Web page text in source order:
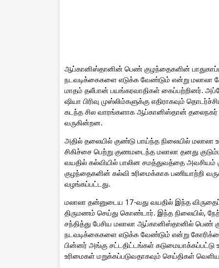
ஆப்கானிஸ்தானின் பெண் குழந்தைகளின்
நடவடிக்கைகளை எடுக்க வேண்டும் என்று மலாலா
மாதம் தலீபான் பயங்கரவாதிகள் கைப்பற்றினர்.
ஷியா பிரிவு முஸ்லிம்களுக்கு எதிராகவும்
கடந்த சில வாரங்களாக ஆப்கானிஸ்தான் தலைநகர்
வருகின்றன.
அதில் தலையில் குண்டு பாய்ந்த நிலையில் மலாலா
சிகிச்சை பெற்று குணமடைந்த மலாலா தனது
வயதில் கல்வியில் பாலின சமத்துவத்தை அவசியம்
குழந்தைகளின் கல்வி உரிமைக்காக பணியாற்றி
வழங்கப்பட்டது.
மலாலா தன்னுடைய 17-வது வயதில் இந்த
திருமணம் செய்து கொண்டார். இந்த நிலையில்,
சந்தித்து பேசிய மலாலா ஆப்கானிஸ்தானில் பெண்
நடவடிக்கைகளை எடுக்க வேண்டும் என்று
பின்னர் அங்கு சட்டதிட்டங்கள்
உரிமைகள் மறுக்கப்படுவதாகவும் செய்திகள்